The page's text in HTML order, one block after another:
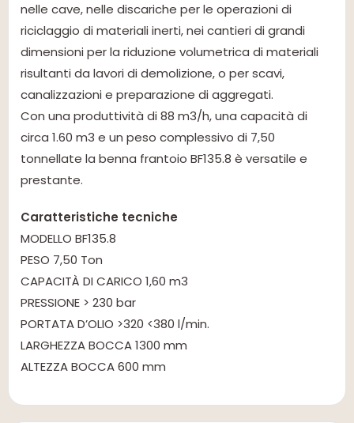
nelle cave, nelle discariche per le operazioni di
riciclaggio di materiali inerti, nei cantieri di grandi
dimensioni per la riduzione volumetrica di materiali
risultanti da lavori di demolizione, o per scavi,
canalizzazioni e preparazione di aggregati.
Con una produttività di 88 m3/h, una capacità di
circa 1.60 m3 e un peso complessivo di 7,50
tonnellate la benna frantoio BF135.8 è versatile e
prestante.
Caratteristiche tecniche
MODELLO BF135.8
PESO 7,50 Ton
CAPACITÀ DI CARICO 1,60 m3
PRESSIONE > 230 bar
PORTATA D’OLIO >320 <380 l/min.
LARGHEZZA BOCCA 1300 mm
ALTEZZA BOCCA 600 mm